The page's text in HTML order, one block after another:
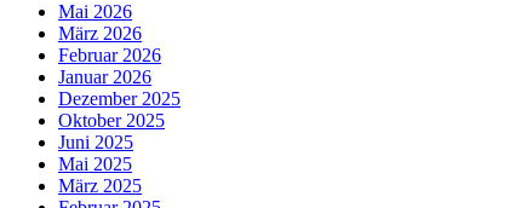
Mai 2026
März 2026
Februar 2026
Januar 2026
Dezember 2025
Oktober 2025
Juni 2025
Mai 2025
März 2025